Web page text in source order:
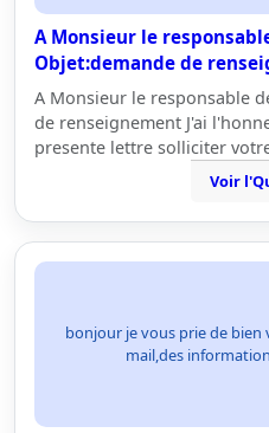
A Monsieur le
Objet:demande de
A Monsieur le responsable
de renseignement J'ai
presente lettre solliciter
Voir
bonjour je vous prie de
mail,des